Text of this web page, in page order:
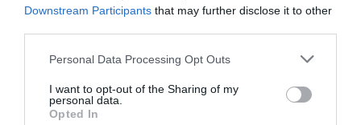
Downstream Participants that may further disclose it to other
Please note that this website/app uses one or more Google
not limited to your visit or usage behaviour. You may click to
grant or deny consent to Google and its third-party tags to
Personal Data Processing Opt Outs
I want to opt-out of the Sharing of my
personal data.
Opted In